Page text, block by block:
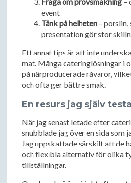
event
Tänk på helheten – porslin,
presentation gör stor
Ett annat tips är att inte
mat. Många cateringlösningar i
på närproducerade råvaror,
och ofta ger bättre smak.
En resurs jag själv
När jag senast letade efter
snubblade jag över en sida som
Jag uppskattade särskilt att de
och flexibla alternativ för olika
tillställningar.